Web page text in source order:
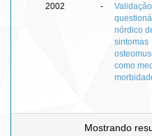
2002 -
nórdico
sintomas
como
Mostrando